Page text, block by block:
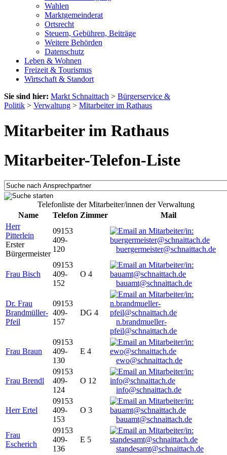
Wahlen
Marktgemeinderat
Ortsrecht
Steuern, Gebühren, Beiträge
Weitere Behörden
Datenschutz
Leben & Wohnen
Freizeit & Tourismus
Wirtschaft & Standort
Sie sind hier: Markt Schnaittach > Bürgerservice &
Politik > Verwaltung > Mitarbeiter im Rathaus
Mitarbeiter im Rathaus
Mitarbeiter-Telefon-Liste
Telefonliste der Mitarbeiter/innen der Verwaltung
Name
Telefon Zimmer
Mail
Herr
Pitterlein
Erster
Bürgermeister
09153
409-
120
buergermeister@schnaittach.de
Frau Bisch
09153
409-
152
O 4
bauamt@schnaittach.de
Dr. Frau
Brandmüller-
Pfeil
09153
409-
157
DG 4
n.brandmueller-
pfeil@schnaittach.de
Frau Braun
09153
409-
130
E 4
ewo@schnaittach.de
Frau Brendl
09153
409-
124
O 12
info@schnaittach.de
Herr Ertel
09153
409-
153
O 3
bauamt@schnaittach.de
Frau
Escherich
09153
409-
136
E 5
standesamt@schnaittach.de